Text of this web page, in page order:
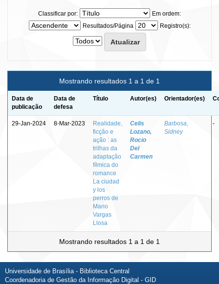
Classificar por:
Em ordem:
Resultados/Página
Registro(s):
Mostrando resultados 1 a 1 de 1
Data de
publicação
Data de
defesa
Título Autor(es) Orientador(es)
29-Jan-2024 8-Mar-2023
Realidade,
ficção e
ação : as
trilhas da
adaptação
fílmica do
romance
La ciudad
y los
perros de
Mario
Vargas
Llosa
Celis
Lozano,
Rocio
Del
Carmen
Barbosa,
Sidney
-
Mostrando resultados 1 a 1 de 1
Universidade de Brasília - Biblioteca Central
Coordenadoria de Gestão da Informação Digital - GID